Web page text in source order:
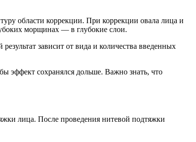
области коррекции. При коррекции овала лица и
морщинах — в глубокие слои.
зависит от вида и количества введенных
эффект сохранялся дольше. Важно знать, что
лица. После проведения нитевой подтяжки